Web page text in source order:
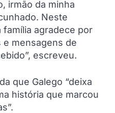
irmão da minha
Neste
agradece por
mensagens de
escreveu.
que Galego “deixa
história que marcou